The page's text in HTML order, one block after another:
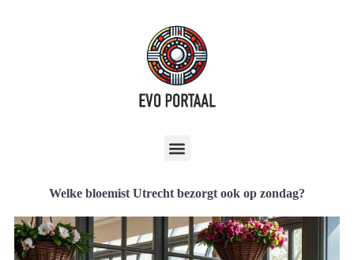
Welke bloemist Utrecht bezorgt ook op zondag?